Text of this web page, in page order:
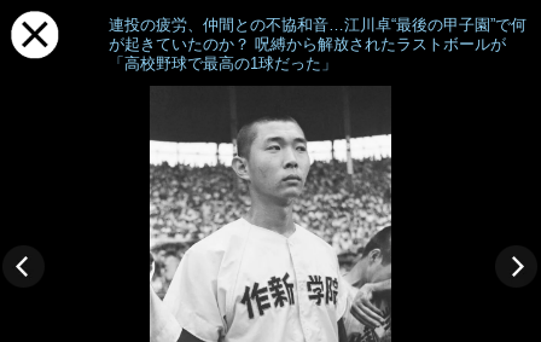
連投の疲労、仲間との不協和音…江川卓“最後の甲子園”で何
が起きていたのか？ 呪縛から解放されたラストボールが
「高校野球で最高の1球だった」